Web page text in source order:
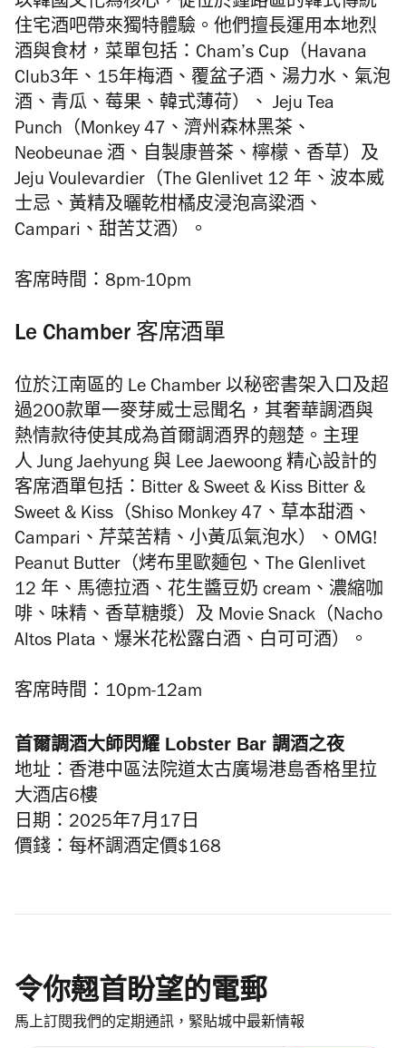
以韓國文化為核心，從位於鍾路區的韓式傳統
住宅酒吧帶來獨特體驗。他們擅長運用本地烈
酒與食材，菜單包括：Cham’s Cup（Havana
Club3年、15年梅酒、覆盆子酒、湯力水、氣泡
酒、青瓜、莓果、韓式薄荷）、 Jeju Tea
Punch（Monkey 47、濟州森林黑茶、
Neobeunae 酒、自製康普茶、檸檬、香草）及
Jeju Voulevardier（The Glenlivet 12 年、波本威
士忌、黃精及曬乾柑橘皮浸泡高粱酒、
Campari、甜苦艾酒）。
客席時間：8pm-10pm
Le Chamber 客席酒單
位於江南區的 Le Chamber 以秘密書架入口及超
過200款單一麥芽威士忌聞名，其奢華調酒與
熱情款待使其成為首爾調酒界的翹楚。主理
人 Jung Jaehyung 與 Lee Jaewoong 精心設計的
客席酒單包括： Bitter & Sweet & Kiss Bitter &
Sweet & Kiss（Shiso Monkey 47 、草本甜酒、
Campari 、芹菜苦精、小黃瓜氣泡水）、OMG!
Peanut Butter（烤布里歐麵包、The Glenlivet
12 年、馬德拉酒、花生醬豆奶 cream、濃縮咖
啡、味精、香草糖漿）及 Movie Snack（Nacho
Altos Plata、爆米花松露白酒、白可可酒）。
客席時間：10pm-12am
首爾調酒大師閃耀 Lobster Bar 調酒之夜
地址：香港中區法院道太古廣場港島香格里拉
大酒店6樓
日期：2025年7月17日
價錢：每杯調酒定價$168
令你翹首盼望的電郵
馬上訂閱我們的定期通訊，緊貼城中最新情報